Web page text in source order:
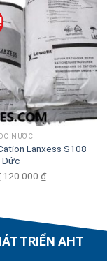
NƯỚC
Lanxess S108
Đức
Original
130.000 ₫.
120.000 ₫Current
120.000 ₫.
TRIỂN AHT